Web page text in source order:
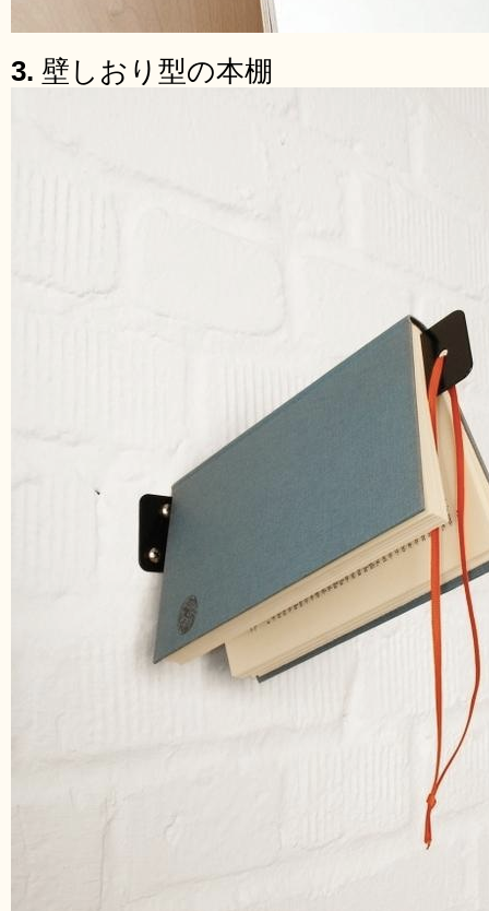
3. 壁しおり型の本棚